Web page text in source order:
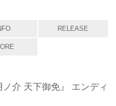
RELEASE
介 天下御免』 エンディ